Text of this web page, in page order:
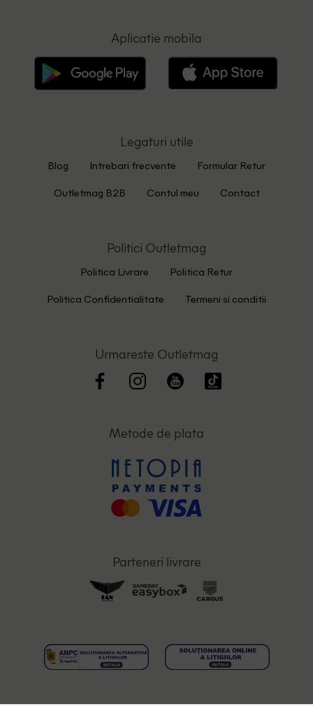
Aplicatie mobila
Legaturi utile
Blog Intrebari frecvente Formular Retur
Outletmag B2B Contul meu Contact
Politici Outletmag
Politica Livrare Politica Retur
Politica Confidentialitate Termeni si conditii
Urmareste Outletmag
Metode de plata
Parteneri livrare